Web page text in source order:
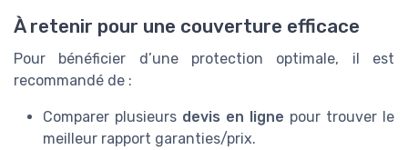
À retenir pour une couverture efficace
Pour bénéficier d’une protection optimale, il est
recommandé de :
Comparer plusieurs devis en ligne pour trouver le
meilleur rapport garanties/prix.